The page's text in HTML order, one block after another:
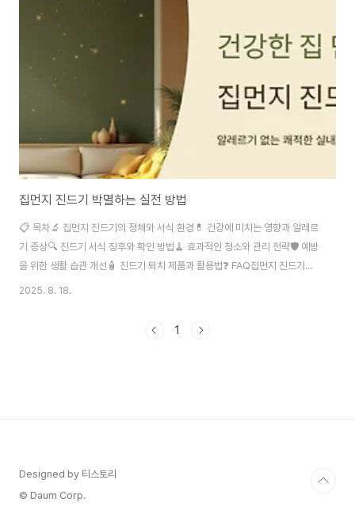
은 단순히 코의 문제가 아니라 삶의 질을 떨어뜨리는 만성 질환이에요. 수면 부
지만 올바른 관리법을 알면 충분히 극복할 수 있답니다. 지금부터 비염 환자들
집먼지 진드기 박멸하는 실전 방법
📋 목차🔬 집먼지 진드기의 정체와 서식 환경💊 건강에 미치는 영향과 알레르
기 증상🔍 진드기 서식 징후와 확인 방법🧹 효과적인 청소와 관리 전략🛡️ 예방
을 위한 생활 습관 개선🧴 진드기 퇴치 제품과 활용법❓ FAQ집먼지 진드기는
우리가 매일 생활하는 공간에 숨어있는 작은 불청객이에요. 눈에 보이지 않는
계셨나요? 오늘은 집먼지 진드기와의 전쟁에서 승리하는 실전 방법을 자세히
2025. 8. 18.
1
Designed by 티스토리
© Daum Corp.